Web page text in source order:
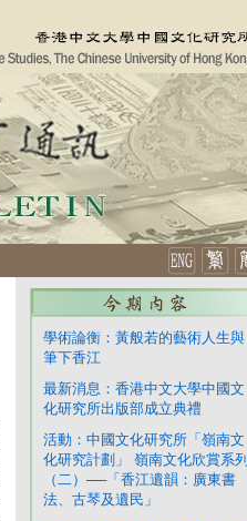
學術論衡：黃般若的藝術人生與
筆下香江
最新消息：香港中文大學中國文
化研究所出版部成立典禮
活動：中國文化研究所「嶺南文
化研究計劃」 嶺南文化欣賞系列
（二）──「香江遺韻：廣東書
法、古琴及遺民」